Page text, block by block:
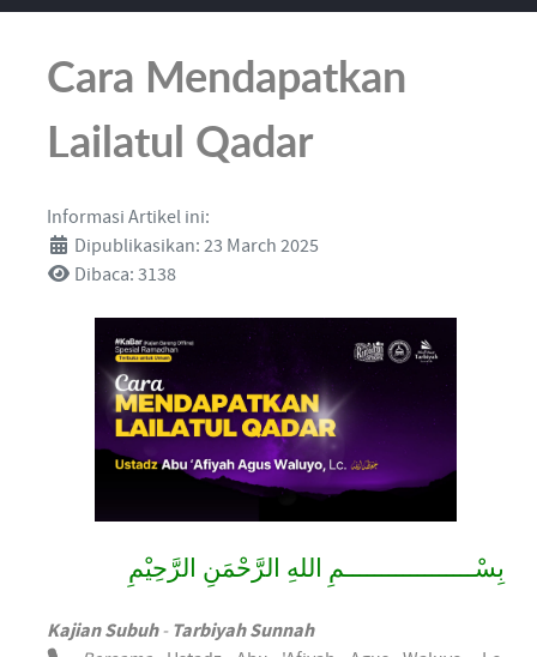
Cara Mendapatkan
Lailatul Qadar
Informasi Artikel ini:
Dipublikasikan: 23 March 2025
Dibaca: 3138
بِسْــــــــــــــــــمِ اللهِ الرَّحْمَنِ الرَّحِيْمِ
Kajian Subuh- Tarbiyah Sunnah